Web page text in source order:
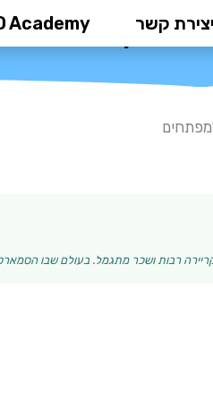
יצירת קשר Academy
המדריך השלם